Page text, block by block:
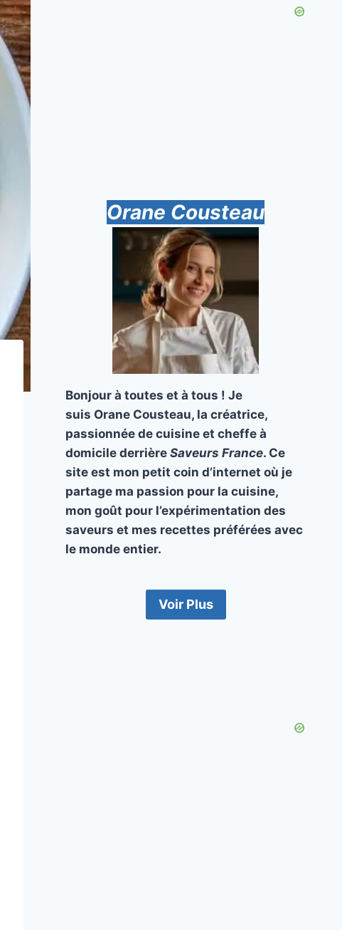
Orane Cousteau
Bonjour à toutes et à tous ! Je
suis Orane Cousteau, la créatrice,
passionnée de cuisine et cheffe à
domicile derrièreSaveurs France. Ce
site est mon petit coin d’internet où je
partage ma passion pour la cuisine,
mon goût pour l’expérimentation des
saveurs et mes recettes préférées avec
le monde entier.
Voir Plus